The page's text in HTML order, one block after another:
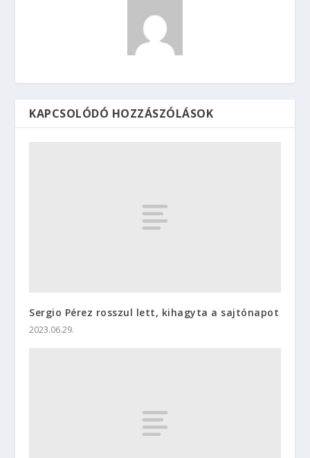
KAPCSOLÓDÓ HOZZÁSZÓLÁSOK
Sergio Pérez rosszul lett, kihagyta a sajtónapot
2023.06.29.